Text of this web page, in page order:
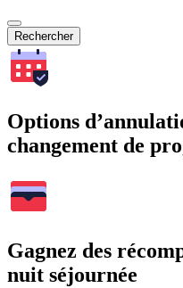
Rechercher
Options
changement de
Gagnez des
nuit séjournée